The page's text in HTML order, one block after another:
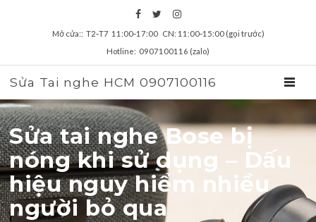
Mở cửa:: T2‑T7 11:00‑17:00 CN: 11:00‑15:00 (gọi trước)
Hotline: 0907100116 (zalo)
Sửa Tai nghe HCM 0907100116
Sửa tai nghe Bose bị
nóng khi sử dụng – Dấu
hiệu nguy hiểm nhiều
người bỏ qua